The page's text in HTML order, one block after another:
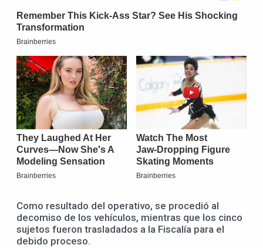
Como resultado del operativo, se procedió al
decomiso de los vehículos, mientras que los cinco
sujetos fueron trasladados a la Fiscalía para el
debido proceso.